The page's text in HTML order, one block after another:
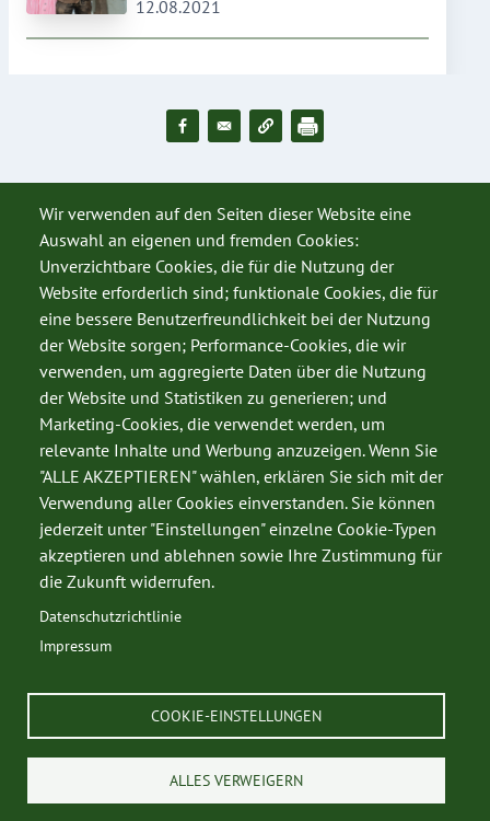
12.08.2021
Wir verwenden auf den Seiten dieser Website eine
Auswahl an eigenen und fremden Cookies:
Unverzichtbare Cookies, die für die Nutzung der
Website erforderlich sind; funktionale Cookies, die für
eine bessere Benutzerfreundlichkeit bei der Nutzung
der Website sorgen; Performance-Cookies, die wir
verwenden, um aggregierte Daten über die Nutzung
der Website und Statistiken zu generieren; und
Marketing-Cookies, die verwendet werden, um
relevante Inhalte und Werbung anzuzeigen. Wenn Sie
"ALLE AKZEPTIEREN" wählen, erklären Sie sich mit der
Verwendung aller Cookies einverstanden. Sie können
jederzeit unter "Einstellungen" einzelne Cookie-Typen
akzeptieren und ablehnen sowie Ihre Zustimmung für
die Zukunft widerrufen.
Datenschutzrichtlinie
Impressum
COOKIE-EINSTELLUNGEN
ALLES VERWEIGERN
Datenschutz
Impressum
Kontakt